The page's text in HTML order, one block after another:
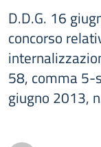
D.D.G. 16
concorso
58, comma 5-
giugno 2013,